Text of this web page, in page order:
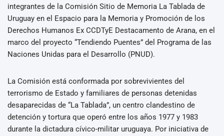
integrantes de la Comisión Sitio de Memoria La Tablada de
Uruguay en el Espacio para la Memoria y Promoción de los
Derechos Humanos Ex CCDTyE Destacamento de Arana, en el
marco del proyecto “Tendiendo Puentes” del Programa de las
Naciones Unidas para el Desarrollo (PNUD).
La Comisión está conformada por sobrevivientes del
terrorismo de Estado y familiares de personas detenidas
desaparecidas de “La Tablada”, un centro clandestino de
detención y tortura que operó entre los años 1977 y 1983
durante la dictadura cívico-militar uruguaya. Por iniciativa de